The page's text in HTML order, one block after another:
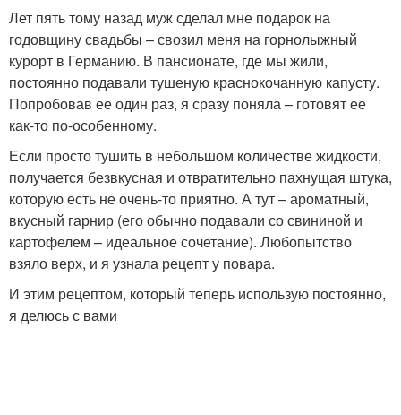
Лет пять тому назад муж сделал мне подарок на
годовщину свадьбы – свозил меня на горнолыжный
курорт в Германию. В пансионате, где мы жили,
постоянно подавали тушеную краснокочанную капусту.
Попробовав ее один раз, я сразу поняла – готовят ее
как-то по-особенному.
Если просто тушить в небольшом количестве жидкости,
получается безвкусная и отвратительно пахнущая штука,
которую есть не очень-то приятно. А тут – ароматный,
вкусный гарнир (его обычно подавали со свининой и
картофелем – идеальное сочетание). Любопытство
взяло верх, и я узнала рецепт у повара.
И этим рецептом, который теперь использую постоянно,
я делюсь с вами